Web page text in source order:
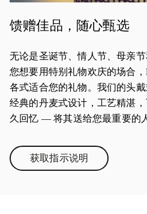
馈赠佳品，随心甄选
无论是圣诞节、情人节、母亲
您想要用特别礼物欢庆的场合，
各式适合您的礼物。我们的头
经典的丹麦式设计，工艺精湛
久回忆 — 将其送给您最重要的
获取指示说明Link Opens in New